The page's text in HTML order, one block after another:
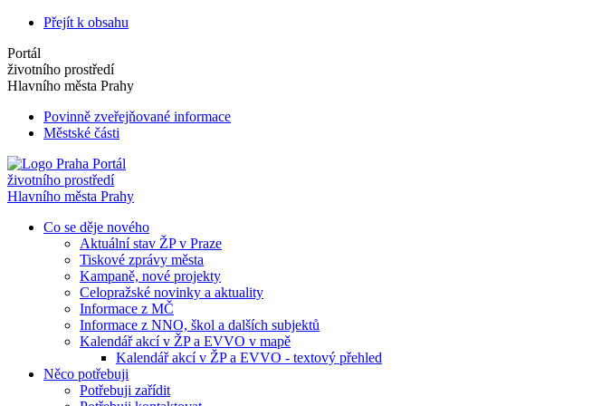
Přejít k obsahu
Portál
životního prostředí
Hlavního města Prahy
Povinně zveřejňované informace
Městské části
Portál
životního prostředí
Hlavního města Prahy
Co se děje nového
Aktuální stav ŽP v Praze
Tiskové zprávy města
Kampaně, nové projekty
Celopražské novinky a aktuality
Informace z MČ
Informace z NNO, škol a dalších subjektů
Kalendář akcí v ŽP a EVVO v mapě
Kalendář akcí v ŽP a EVVO - textový přehled
Něco potřebuji
Potřebuji zařídit